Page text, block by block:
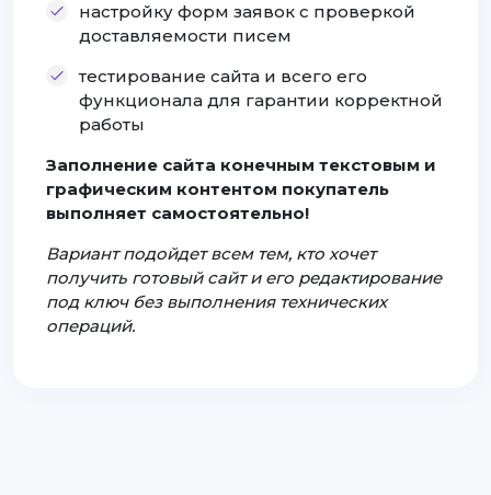
настройку форм заявок с проверкой
доставляемости писем
тестирование сайта и всего его
функционала для гарантии корректной
работы
Заполнение сайта конечным текстовым и
графическим контентом покупатель
выполняет самостоятельно!
Вариант подойдет всем тем, кто хочет
получить готовый сайт и его редактирование
под ключ без выполнения технических
операций.